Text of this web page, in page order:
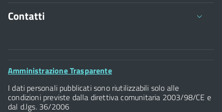
Contatti
Comune di Firenze
Palazzo Vecchio
Piazza della Signoria - 50122, Firenze
P.IVA 01307110484
Footer
Amministrazione Trasparente
I dati personali pubblicati sono riutilizzabili solo alle
condizioni previste dalla direttiva comunitaria 2003/98/CE e
dal d.lgs. 36/2006